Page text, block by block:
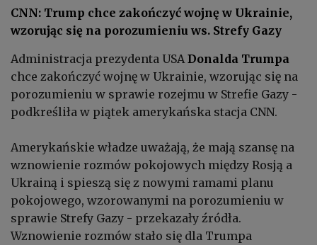
CNN: Trump chce zakończyć wojnę w Ukrainie,
wzorując się na porozumieniu ws. Strefy Gazy
Administracja prezydenta USA Donalda Trumpa
chce zakończyć wojnę w Ukrainie, wzorując się na
porozumieniu w sprawie rozejmu w Strefie Gazy -
podkreśliła w piątek amerykańska stacja CNN.
Amerykańskie władze uważają, że mają szansę na
wznowienie rozmów pokojowych między Rosją a
Ukrainą i spieszą się z nowymi ramami planu
pokojowego, wzorowanymi na porozumieniu w
sprawie Strefy Gazy - przekazały źródła.
Wznowienie rozmów stało się dla Trumpa